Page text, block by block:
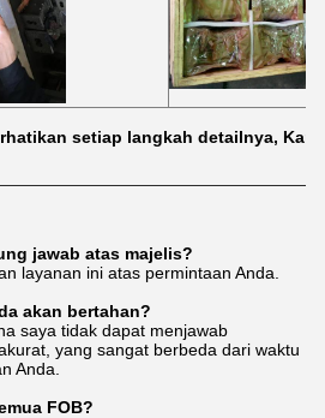
setiap langkah detailnya,
jawab atas majelis?
layanan ini atas permintaan Anda.
akan bertahan?
saya tidak dapat menjawab
yang sangat berbeda dari waktu
Anda.
FOB?